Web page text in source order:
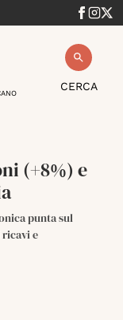
CERCA
(+8%) e
punta sul
e